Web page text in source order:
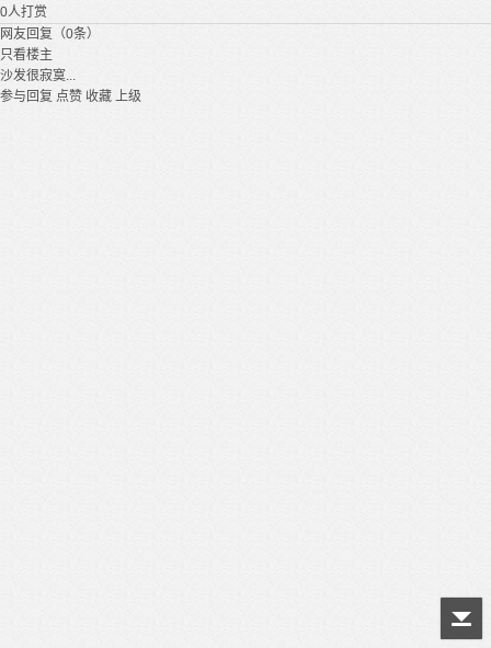
0人打赏
网友回复（0条）
只看楼主
沙发很寂寞...
参与回复 点赞 收藏 上级